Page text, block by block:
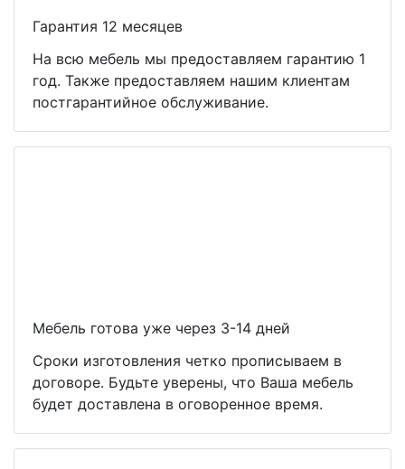
Гарантия 12 месяцев
На всю мебель мы предоставляем гарантию 1
год. Также предоставляем нашим клиентам
постгарантийное обслуживание.
Мебель готова уже через 3-14 дней
Сроки изготовления четко прописываем в
договоре. Будьте уверены, что Ваша мебель
будет доставлена в оговоренное время.